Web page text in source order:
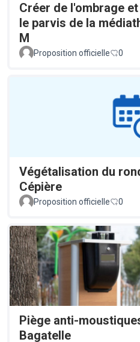
Créer de l'ombrage
le parvis de la
M
Proposition officielle 0
Végétalisation du
Cépière
Proposition officielle 0
Piège anti-
Bagatelle